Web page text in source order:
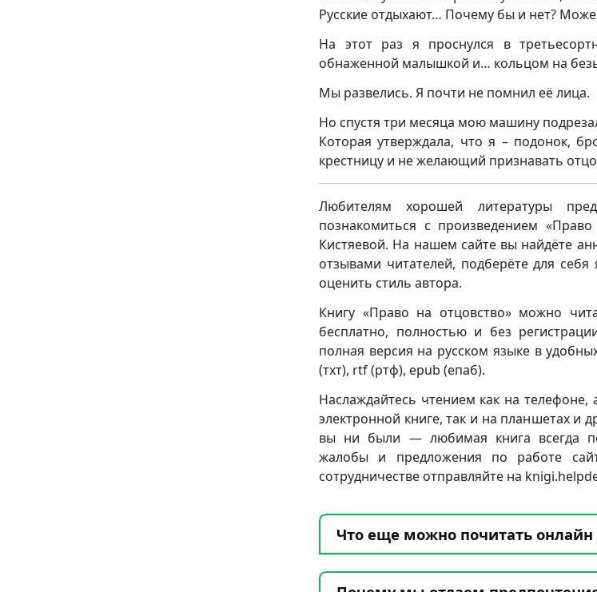
Русские отдыхают… Почему бы и нет?
На этот раз я проснулся в
обнаженной малышкой и… кольцом на
Мы развелись. Я почти не помнил её лица.
Но спустя три месяца мою машину
Которая утверждала, что я – подонок,
крестницу и не желающий признавать
Любителям хорошей литературы
познакомиться с произведением
Кистяевой. На нашем сайте вы найдёте
отзывами читателей, подберёте для
оценить стиль автора.
Книгу «Право на отцовство» можно
бесплатно, полностью и без
полная версия на русском языке в
(тхт), rtf (ртф), epub (епаб).
Наслаждайтесь чтением как на
электронной книге, так и на планшетах и
вы ни были — любимая книга всегда
жалобы и предложения по работе
сотрудничестве отправляйте на
Что еще можно почитать онлайн